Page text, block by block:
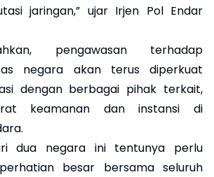
jaringan,” ujar Irjen Pol Endar
pengawasan terhadap
negara akan terus diperkuat
dengan berbagai pihak terkait,
keamanan dan instansi di
dua negara ini tentunya perlu
besar bersama seluruh